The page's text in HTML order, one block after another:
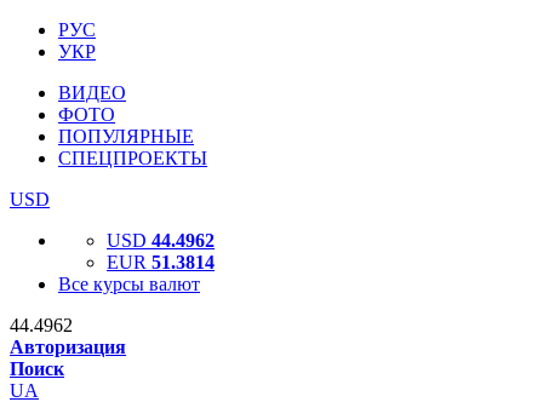
РУС
УКР
ВИДЕО
ФОТО
ПОПУЛЯРНЫЕ
СПЕЦПРОЕКТЫ
USD
USD 44.4962
EUR 51.3814
Все курсы валют
44.4962
Авторизация
Поиск
UA